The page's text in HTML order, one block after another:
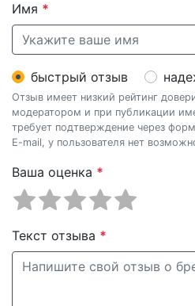
Имя *
быстрый отзыв
Отзыв имеет низкий рейтинг
модератором и при публикации
требует подтверждение через
E-mail, у пользователя нет
Ваша оценка *
Текст отзыва *